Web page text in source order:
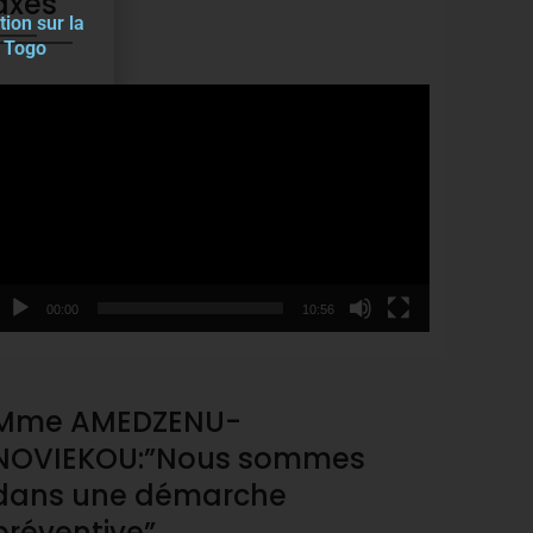
00:00 10:56
AMEDZENU-
sommes
une démarche
sur la